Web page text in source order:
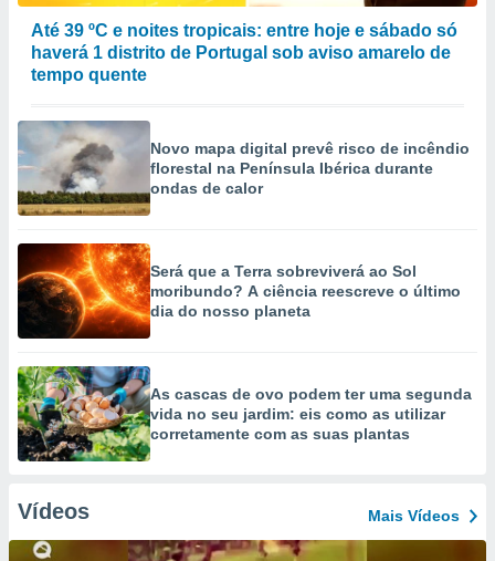
Até 39 ºC e noites tropicais: entre hoje e sábado só
haverá 1 distrito de Portugal sob aviso amarelo de
tempo quente
Novo mapa digital prevê risco de incêndio
florestal na Península Ibérica durante
ondas de calor
Será que a Terra sobreviverá ao Sol
moribundo? A ciência reescreve o último
dia do nosso planeta
As cascas de ovo podem ter uma segunda
vida no seu jardim: eis como as utilizar
corretamente com as suas plantas
Vídeos Mais Vídeos